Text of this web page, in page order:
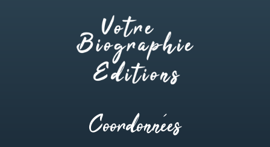
Coordonnées